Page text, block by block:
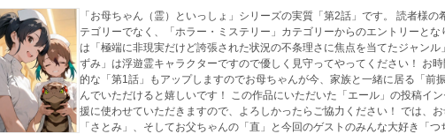
「お母ちゃん（霊）といっしょ」シリーズの実質「第2話」です。 読者様
テゴリーでなく、「ホラー・ミステリー」カテゴリーからのエントリーと
は「極端に非現実だけど誇張された状況の不条理さに焦点を当てたジャン
ずみ」は浮遊霊キャラクターですので優しく見守ってやってください！ お
的な「第1話」もアップしますのでお母ちゃんが今、家族と一緒に居る「前
んでいただけると嬉しいです！ この作品にいただいた「エール」の投稿イ
援に使わせていただきますので、よろしかったらご協力ください！ では、
「さとみ」、そしてお父ちゃんの「直」と今回のゲストのみんな大好き「